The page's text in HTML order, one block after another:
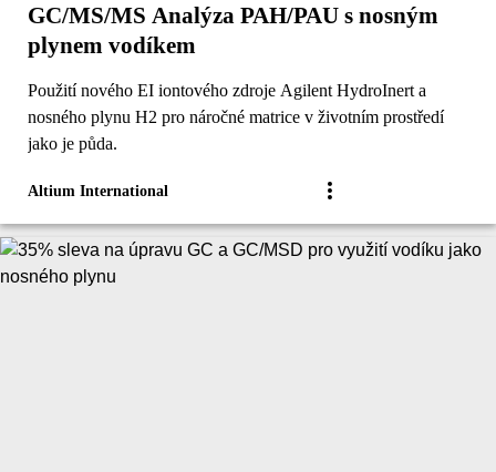
GC/MS/MS Analýza PAH/PAU s nosným
plynem vodíkem
Použití nového EI iontového zdroje Agilent HydroInert a
nosného plynu H2 pro náročné matrice v životním prostředí
jako je půda.
Altium International